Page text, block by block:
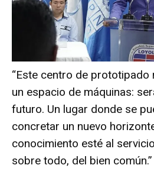
“Este centro de prototipado
un espacio de máquinas:
futuro. Un lugar donde se
concretar un nuevo
conocimiento esté al
sobre todo, del bien